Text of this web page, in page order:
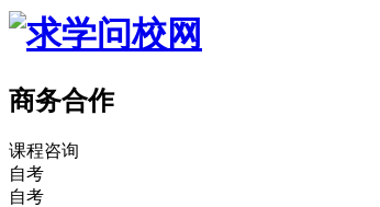
商务合作
课程咨询
自考
自考